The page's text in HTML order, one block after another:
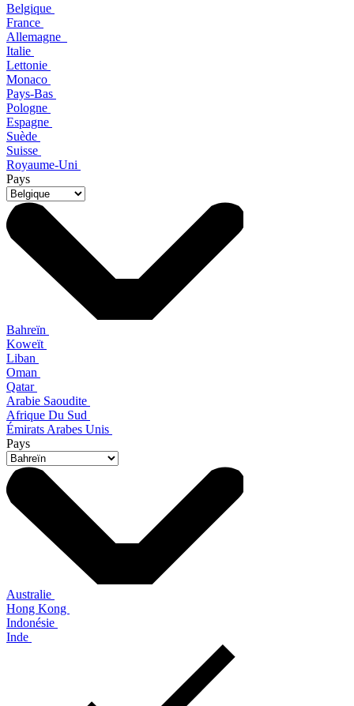
Belgique
France
Allemagne
Italie
Lettonie
Monaco
Pays-Bas
Pologne
Espagne
Suède
Suisse
Royaume-Uni
Pays
Bahreïn
Koweït
Liban
Oman
Qatar
Arabie Saoudite
Afrique Du Sud
Émirats Arabes Unis
Pays
Australie
Hong Kong
Indonésie
Inde